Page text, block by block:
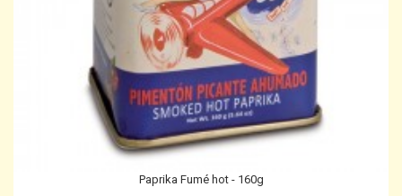
Paprika Fumé hot - 160g